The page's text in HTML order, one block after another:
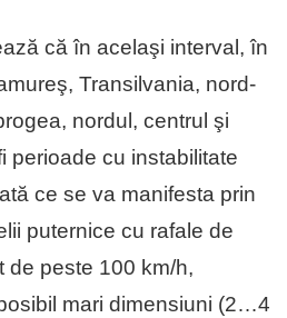
că în acelaşi interval, în
Transilvania, nord-
nordul, centrul şi
perioade cu instabilitate
ce se va manifesta prin
puternice cu rafale de
peste 100 km/h,
mari dimensiuni (2…4